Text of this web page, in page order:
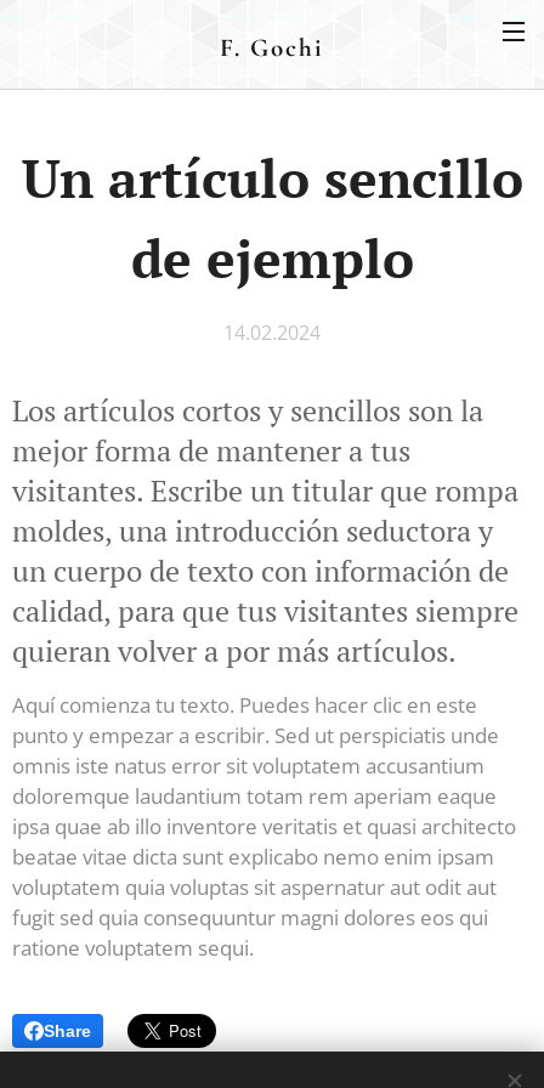
F. Gochi
Un artículo sencillo
de ejemplo
14.02.2024
Los artículos cortos y sencillos son la
mejor forma de mantener a tus
visitantes. Escribe un titular que rompa
moldes, una introducción seductora y
un cuerpo de texto con información de
calidad, para que tus visitantes siempre
quieran volver a por más artículos.
Aquí comienza tu texto. Puedes hacer clic en este
punto y empezar a escribir. Sed ut perspiciatis unde
omnis iste natus error sit voluptatem accusantium
doloremque laudantium totam rem aperiam eaque
ipsa quae ab illo inventore veritatis et quasi architecto
beatae vitae dicta sunt explicabo nemo enim ipsam
voluptatem quia voluptas sit aspernatur aut odit aut
fugit sed quia consequuntur magni dolores eos qui
ratione voluptatem sequi.
Share